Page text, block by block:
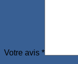
Votre avis *